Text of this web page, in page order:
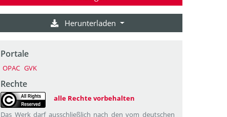
Herunterladen
Portale
OPAC GVK
Rechte
alle Rechte vorbehalten
Das Werk darf ausschließlich nach den vom deutschen